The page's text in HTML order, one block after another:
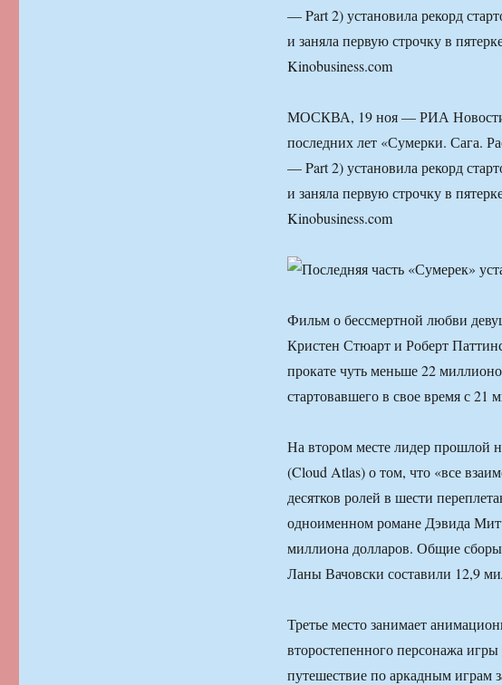
— Part 2) установила рекорд
и заняла первую строчку в
Kinobusiness.com
МОСКВА, 19 ноя — РИА Новости.
последних лет «Сумерки. Сага.
— Part 2) установила рекорд
и заняла первую строчку в
Kinobusiness.com
Фильм о бессмертной любви
Кристен Стюарт и Роберт
прокате чуть меньше 22
стартовавшего в свое время с 21
На втором месте лидер прошлой
(Cloud Atlas) о том, что «все
десятков ролей в шести
одноименном романе Дэвида
миллиона долларов. Общие
Ланы Вачовски составили 12,9
Третье место занимает
второстепенного персонажа
путешествие по аркадным играм